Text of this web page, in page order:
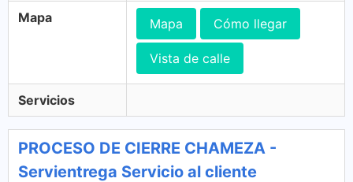
Mapa Mapa Cómo llegar
Vista de calle
Servicios
PROCESO DE CIERRE CHAMEZA -
Servientrega Servicio al cliente